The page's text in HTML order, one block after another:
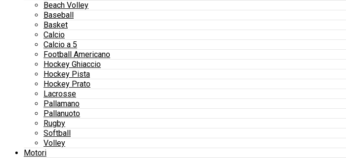
Beach Volley
Baseball
Basket
Calcio
Calcio a 5
Football Americano
Hockey Ghiaccio
Hockey Pista
Hockey Prato
Lacrosse
Pallamano
Pallanuoto
Rugby
Softball
Volley
Motori